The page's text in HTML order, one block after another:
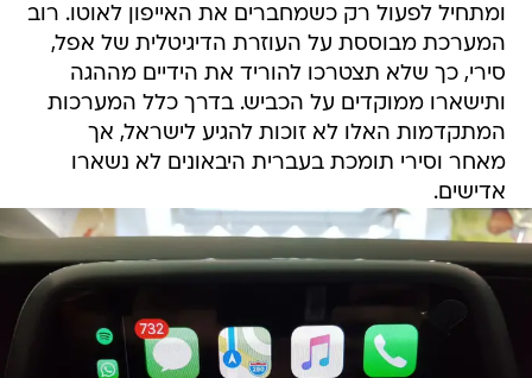
ומתחיל לפעול רק כשמחברים את האייפון לאוטו. רוב
המערכת מבוססת על העוזרת הדיגיטלית של אפל,
סירי, כך שלא תצטרכו להוריד את הידיים מההגה
ותישארו ממוקדים על הכביש. בדרך כלל המערכות
המתקדמות האלו לא זוכות להגיע לישראל, אך
מאחר וסירי תומכת בעברית היבאונים לא נשארו
אדישים.